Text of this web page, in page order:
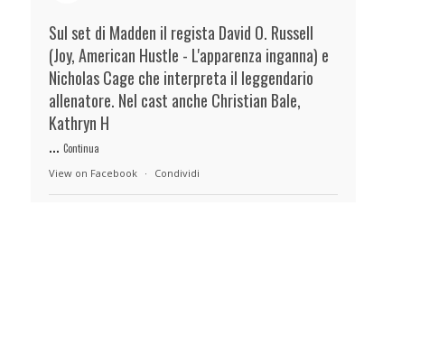
Sul set di Madden il regista David O. Russell
(Joy, American Hustle - L'apparenza inganna) e
Nicholas Cage che interpreta il leggendario
allenatore. Nel cast anche Christian Bale,
Kathryn H
... Continua
View on Facebook · Condividi